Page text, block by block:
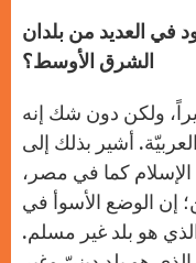
في العديد من بلدان
الشرق الأوسط؟
ولكن دون شك إنه
أشير بذلك إلى
الإسلام كما في مصر،
إن الوضع الأسوأ في
هو بلد غير مسلم.